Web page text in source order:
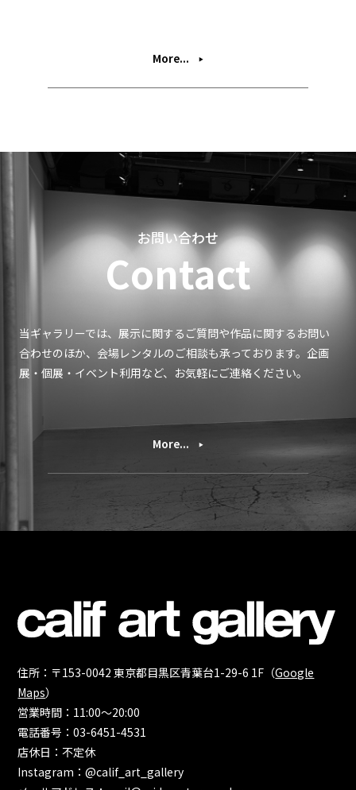
More...
お問い合わせ
Contact
当ギャラリーでは、展示に関するご質問や作品に関するお問い
合わせのほか、会場レンタルのご相談も承っております。企画
展・個展・イベント利用など、お気軽にご連絡ください。
More...
住所：〒153-0042 東京都目黒区青葉台1-29-6 1F（Google
Maps）
営業時間：11:00～20:00
電話番号：03-6451-4531
店休日：不定休
Instagram：@calif_art_gallery